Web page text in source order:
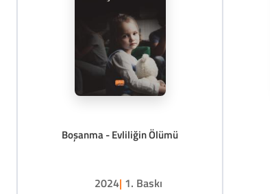
Boşanma - Evliliğin Ölümü
2024| 1. Baskı